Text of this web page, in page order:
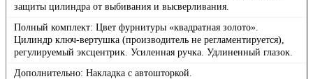
защиты цилиндра от выбивания и высверливания.
Полный комплект: Цвет фурнитуры «квадратная золото».
Цилиндр ключ-вертушка (производитель не регламентируется),
регулируемый эксцентрик. Усиленная ручка. Удлиненный глазок.
Дополнительно: Накладка с автошторкой.